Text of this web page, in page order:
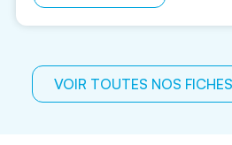
VOIR TOUTES NOS